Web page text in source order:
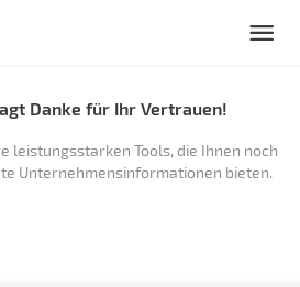
Danke für Ihr Vertrauen!
leistungsstarken Tools, die Ihnen noch
Unternehmensinformationen bieten.